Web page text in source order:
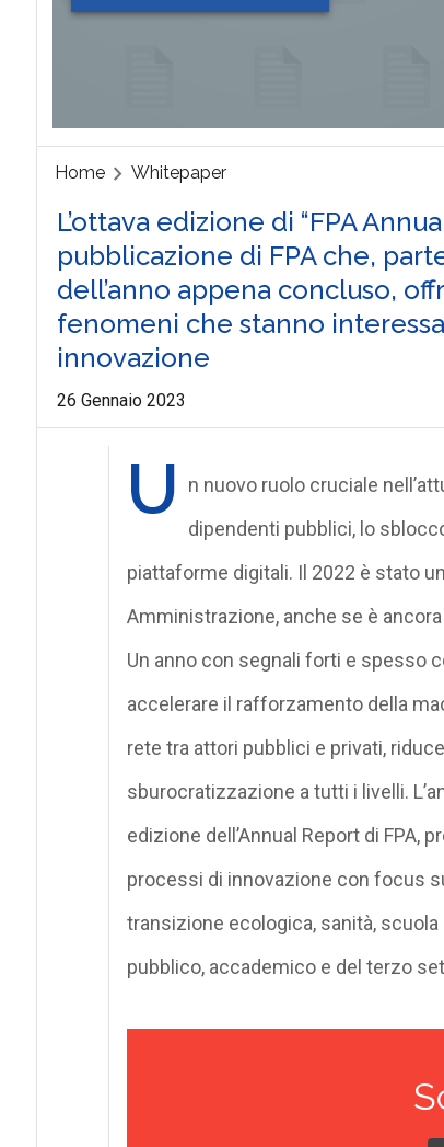
Home Whitepaper
L’ottava edizione di “FPA
pubblicazione di FPA che,
dell’anno appena concluso,
fenomeni che stanno
innovazione
26 Gennaio 2023
U
n nuovo ruolo cruciale
dipendenti pubblici, lo
piattaforme digitali. Il 2022 è stato
Amministrazione, anche se è
Un anno con segnali forti e spesso
accelerare il rafforzamento della
rete tra attori pubblici e privati,
sburocratizzazione a tutti i livelli.
edizione dell’Annual Report di FPA,
processi di innovazione con focus
transizione ecologica, sanità,
pubblico, accademico e del terzo